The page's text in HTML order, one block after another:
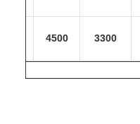
3300
4500